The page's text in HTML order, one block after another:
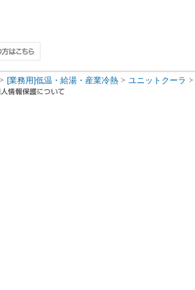
[業務用]低温・給湯・産業冷熱 ユニットクーラ